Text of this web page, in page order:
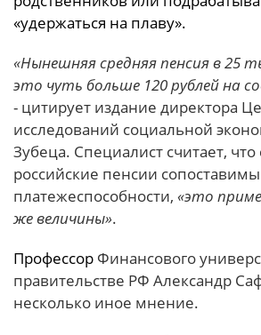
«удержаться на плаву».
«Нынешняя средняя пенсия в 25
это чуть больше 120 рублей на
- цитирует издание директора
исследований социальной
Зубеца. Специалист считает, что
российские пенсии
платежеспособности, «это
же величины».
Профессор Финансового
правительстве РФ Александр
несколько иное мнение.